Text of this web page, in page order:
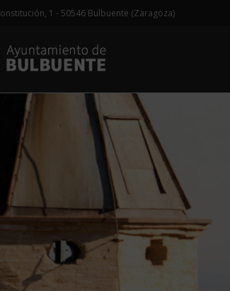
1 - 50546 Bulbuente (Zaragoza)